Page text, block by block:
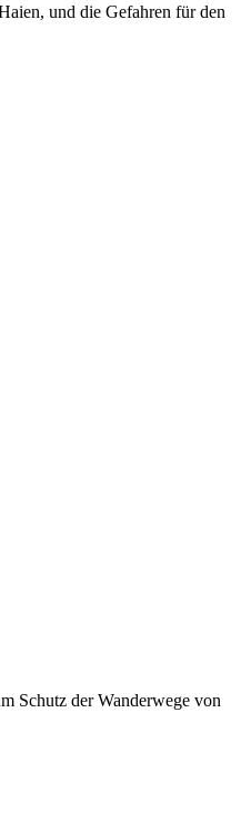
und die Gefahren für den
Schutz der Wanderwege von